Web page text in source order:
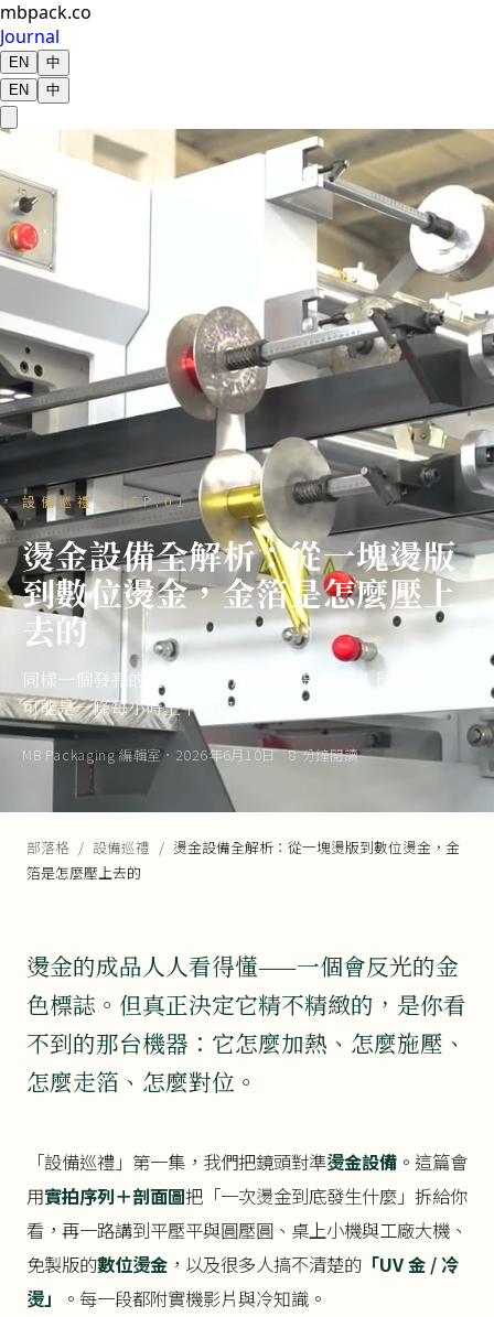
mbpack.co
Journal
EN
中
EN
中
設備巡禮 · EP.01
燙金設備全解析：從一塊燙版
到數位燙金，金箔是怎麼壓上
去的
同樣一個發亮的金 Logo，背後可能是一台桌上小機，也
可能是一條每小時上千張的工廠全自動產線。
MB Packaging 編輯室· 2026年6月10日·8 分鐘閱讀
部落格 / 設備巡禮 / 燙金設備全解析：從一塊燙版到數位燙金，金
箔是怎麼壓上去的
燙金的成品人人看得懂——一個會反光的金
色標誌。但真正決定它精不精緻的，是你看
不到的那台機器：它怎麼加熱、怎麼施壓、
怎麼走箔、怎麼對位。
「設備巡禮」第一集，我們把鏡頭對準燙金設備 。這篇會
用實拍序列＋剖面圖把「一次燙金到底發生什麼」拆給你
看，再一路講到平壓平與圓壓圓、桌上小機與工廠大機、
免製版的數位燙金 ，以及很多人搞不清楚的 「UV 金 / 冷
燙」
。每一段都附實機影片與冷知識。